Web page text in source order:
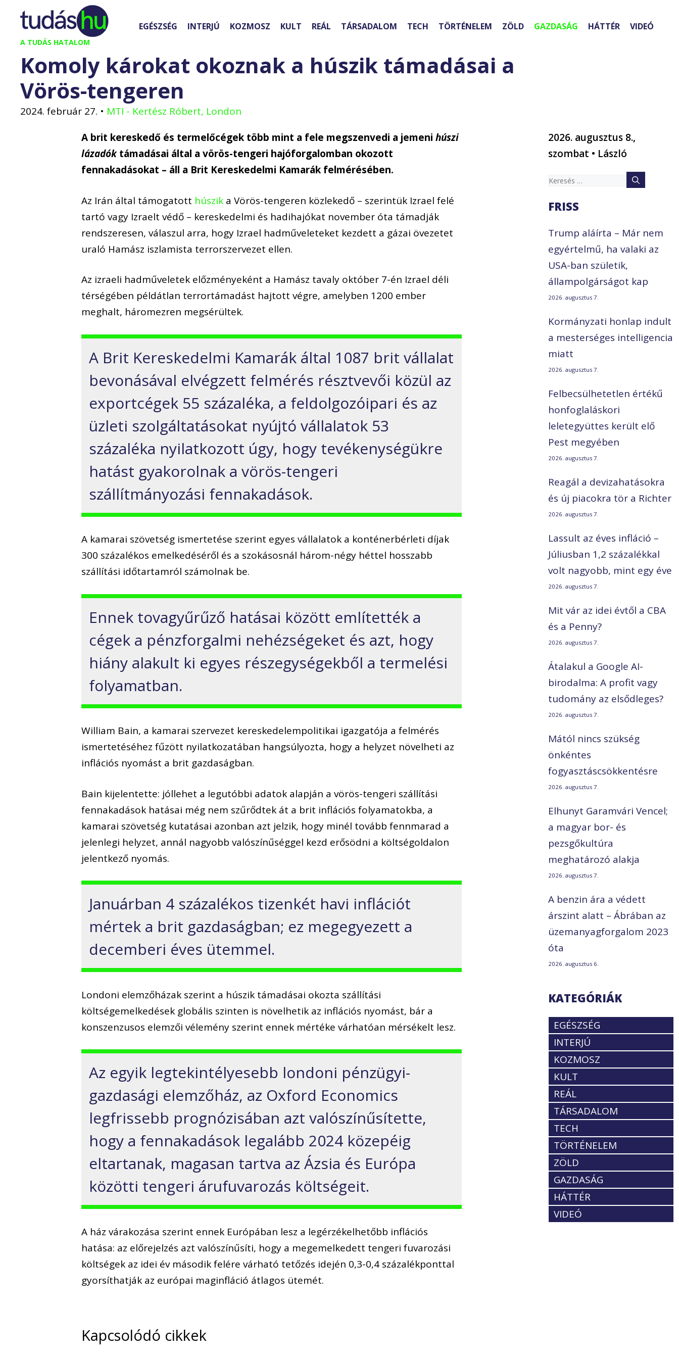
Kilépés
tartalomba
A TUDÁS HATALOM
EGÉSZSÉG INTERJÚ KOZMOSZ KULT REÁL TÁRSADALOM TECH TÖRTÉNELEM ZÖLD GAZDASÁG HÁTTÉR VIDEÓ
Komoly károkat okoznak a húszik támadásai a
Vörös-tengeren
2024. február 27. • MTI - Kertész Róbert, London
A brit kereskedő és termelőcégek több mint a fele megszenvedi a jemenihúszi
lázadóktámadásai által a vörös-tengeri hajóforgalomban okozott
fennakadásokat – áll a Brit Kereskedelmi Kamarák felmérésében.
Az Irán által támogatott húszik a Vörös-tengeren közlekedő – szerintük Izrael felé
tartó vagy Izraelt védő – kereskedelmi és hadihajókat november óta támadják
rendszeresen, válaszul arra, hogy Izrael hadműveleteket kezdett a gázai övezetet
uraló Hamász iszlamista terrorszervezet ellen.
Az izraeli hadműveletek előzményeként a Hamász tavaly október 7-én Izrael déli
térségében példátlan terrortámadást hajtott végre, amelyben 1200 ember
meghalt, háromezren megsérültek.
A Brit Kereskedelmi Kamarák által 1087 brit vállalat
bevonásával elvégzett felmérés résztvevői közül az
exportcégek 55 százaléka, a feldolgozóipari és az
üzleti szolgáltatásokat nyújtó vállalatok 53
százaléka nyilatkozott úgy, hogy tevékenységükre
hatást gyakorolnak a vörös-tengeri
szállítmányozási fennakadások.
A kamarai szövetség ismertetése szerint egyes vállalatok a konténerbérleti díjak
300 százalékos emelkedéséről és a szokásosnál három-négy héttel hosszabb
szállítási időtartamról számolnak be.
Ennek tovagyűrűző hatásai között említették a
cégek a pénzforgalmi nehézségeket és azt, hogy
hiány alakult ki egyes részegységekből a termelési
folyamatban.
William Bain, a kamarai szervezet kereskedelempolitikai igazgatója a felmérés
ismertetéséhez fűzött nyilatkozatában hangsúlyozta, hogy a helyzet növelheti az
inflációs nyomást a brit gazdaságban.
Bain kijelentette: jóllehet a legutóbbi adatok alapján a vörös-tengeri szállítási
fennakadások hatásai még nem szűrődtek át a brit inflációs folyamatokba, a
kamarai szövetség kutatásai azonban azt jelzik, hogy minél tovább fennmarad a
jelenlegi helyzet, annál nagyobb valószínűséggel kezd erősödni a költségoldalon
jelentkező nyomás.
Januárban 4 százalékos tizenkét havi inflációt
mértek a brit gazdaságban; ez megegyezett a
decemberi éves ütemmel.
Londoni elemzőházak szerint a húszik támadásai okozta szállítási
költségemelkedések globális szinten is növelhetik az inflációs nyomást, bár a
konszenzusos elemzői vélemény szerint ennek mértéke várhatóan mérsékelt lesz.
Az egyik legtekintélyesebb londoni pénzügyi-
gazdasági elemzőház, az Oxford Economics
legfrissebb prognózisában azt valószínűsítette,
hogy a fennakadások legalább 2024 közepéig
eltartanak, magasan tartva az Ázsia és Európa
közötti tengeri árufuvarozás költségeit.
A ház várakozása szerint ennek Európában lesz a legérzékelhetőbb inflációs
hatása: az előrejelzés azt valószínűsíti, hogy a megemelkedett tengeri fuvarozási
költségek az idei év második felére várható tetőzés idején 0,3-0,4 százalékponttal
gyorsíthatják az európai maginfláció átlagos ütemét.
Kapcsolódó cikkek
2026. augusztus 8.,
szombat • László
Keresés:
FRISS
Trump aláírta – Már nem
egyértelmű, ha valaki az
USA-ban születik,
állampolgárságot kap
2026. augusztus 7.
Kormányzati honlap indult
a mesterséges intelligencia
miatt
2026. augusztus 7.
Felbecsülhetetlen értékű
honfoglaláskori
leletegyüttes került elő
Pest megyében
2026. augusztus 7.
Reagál a devizahatásokra
és új piacokra tör a Richter
2026. augusztus 7.
Lassult az éves infláció –
Júliusban 1,2 százalékkal
volt nagyobb, mint egy éve
2026. augusztus 7.
Mit vár az idei évtől a CBA
és a Penny?
2026. augusztus 7.
Átalakul a Google AI-
birodalma: A profit vagy
tudomány az elsődleges?
2026. augusztus 7.
Mától nincs szükség
önkéntes
fogyasztáscsökkentésre
2026. augusztus 7.
Elhunyt Garamvári Vencel;
a magyar bor- és
pezsgőkultúra
meghatározó alakja
2026. augusztus 7.
A benzin ára a védett
árszint alatt – Ábrában az
üzemanyagforgalom 2023
óta
2026. augusztus 6.
KATEGÓRIÁK
EGÉSZSÉG
INTERJÚ
KOZMOSZ
KULT
REÁL
TÁRSADALOM
TECH
TÖRTÉNELEM
ZÖLD
GAZDASÁG
HÁTTÉR
VIDEÓ